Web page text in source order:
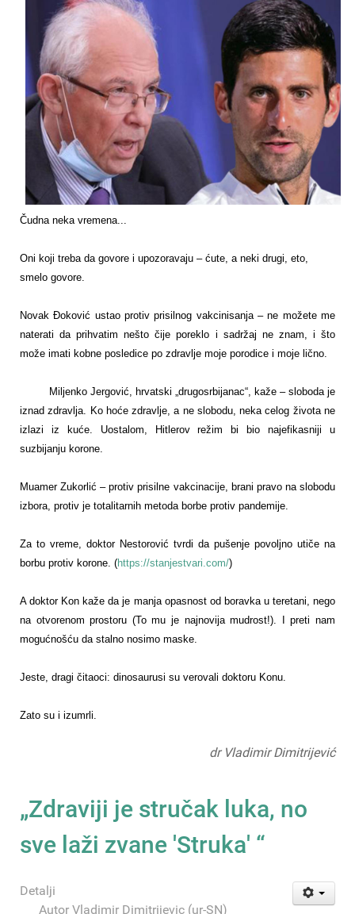
Čudna neka vremena...
Oni koji treba da govore i upozoravaju – ćute, a neki drugi, eto,
smelo govore.
Novak Đoković ustao protiv prisilnog vakcinisanja – ne možete me
naterati da prihvatim nešto čije poreklo i sadržaj ne znam, i što
može imati kobne posledice po zdravlje moje porodice i moje lično.
Miljenko Jergović, hrvatski „drugosrbijanac“, kaže – sloboda je
iznad zdravlja. Ko hoće zdravlje, a ne slobodu, neka celog života ne
izlazi iz kuće. Uostalom, Hitlerov režim bi bio najefikasniji u
suzbijanju korone.
Muamer Zukorlić – protiv prisilne vakcinacije, brani pravo na slobodu
izbora, protiv je totalitarnih metoda borbe protiv pandemije.
Za to vreme, doktor Nestorović tvrdi da pušenje povoljno utiče na
borbu protiv korone. (https://stanjestvari.com/)
A doktor Kon kaže da je manja opasnost od boravka u teretani, nego
na otvorenom prostoru (To mu je najnovija mudrost!). I preti nam
mogućnošću da stalno nosimo maske.
Jeste, dragi čitaoci: dinosaurusi su verovali doktoru Konu.
Zato su i izumrli.
dr Vladimir Dimitrijević
„Zdraviji je stručak luka, no
sve laži zvane 'Struka' “
Detalji
Autor Vladimir Dimitrijevic (ur-SN)